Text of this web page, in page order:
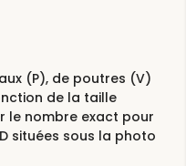
(P), de poutres (V)
de la taille
le nombre exact pour
situées sous la photo